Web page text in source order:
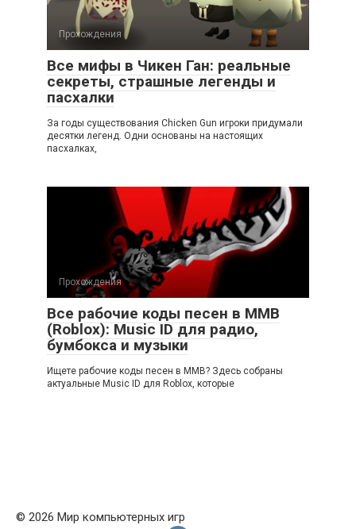
Прохождения
Все мифы в Чикен Ган: реальные
секреты, страшные легенды и
пасхалки
За годы существования Chicken Gun игроки придумали
десятки легенд. Одни основаны на настоящих
пасхалках,
Прохождения
Все рабочие коды песен в ММВ
(Roblox): Music ID для радио,
бумбокса и музыки
Ищете рабочие коды песен в ММВ? Здесь собраны
актуальные Music ID для Roblox, которые
© 2026 Мир компьютерных игр